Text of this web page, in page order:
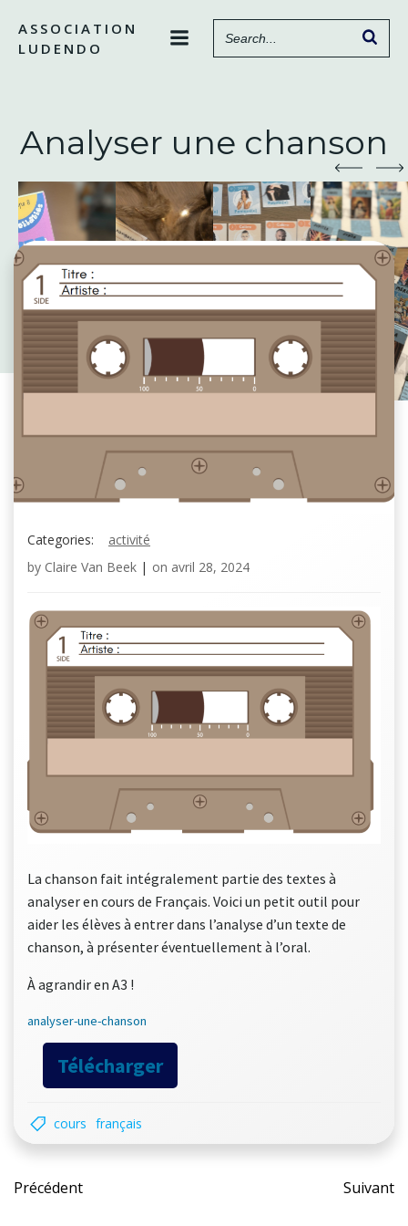
contenu
ASSOCIATION
LUDENDO
Analyser une chanson
Categories:
activité
by Claire Van Beek | on avril 28, 2024
La chanson fait intégralement partie des textes à
analyser en cours de Français. Voici un petit outil pour
aider les élèves à entrer dans l’analyse d’un texte de
chanson, à présenter éventuellement à l’oral.
À agrandir en A3 !
analyser-une-chanson
Télécharger
cours français
Post
Précédent Suivant